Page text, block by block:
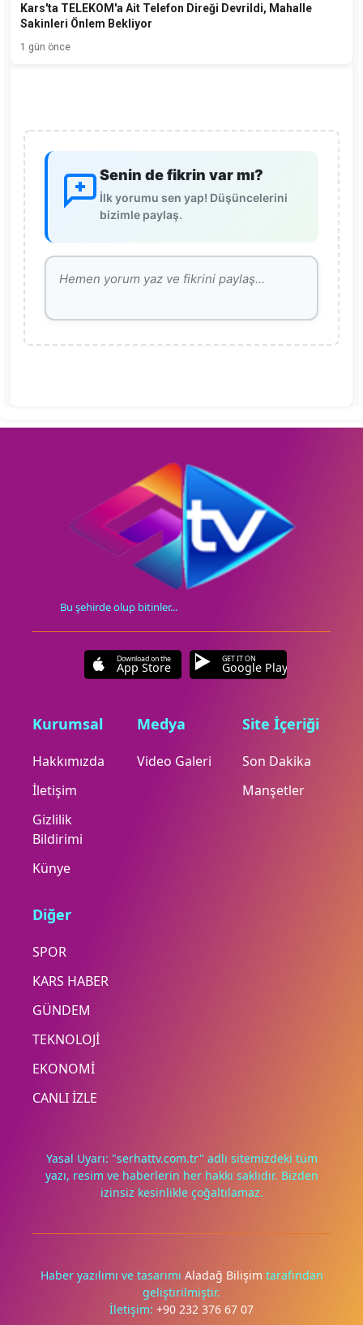
Deneyimini iyileştirmek ve içeriğimizi geliştirmek için çerezler
yalnızca onayınla.
Kars'ta TELEKOM'a Ait Telefon Direği Devrildi, Mahalle
Sakinleri Önlem Bekliyor
1 gün önce
Senin de fikrin var mı?
İlk yorumu sen yap! Düşüncelerini
bizimle paylaş.
Bu şehirde olup bitinler...
Download on the
App Store
GET IT ON
Google Play
Kurumsal
Hakkımızda
İletişim
Gizlilik
Bildirimi
Künye
Medya
Video Galeri
Site İçeriği
Son Dakika
Manşetler
Diğer
SPOR
KARS HABER
GÜNDEM
TEKNOLOJİ
EKONOMİ
CANLI İZLE
Yasal Uyarı: "serhattv.com.tr" adlı sitemizdeki tüm
yazı, resim ve haberlerin her hakkı saklıdır. Bizden
izinsiz kesinlikle çoğaltılamaz.
Haber yazılımı ve tasarımı Aladağ Bilişim tarafından
geliştirilmiştir.
İletişim: +90 232 376 67 07